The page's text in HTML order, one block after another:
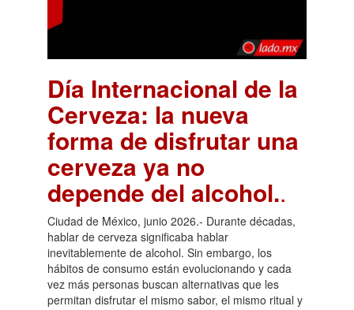
Día Internacional de la
Cerveza: la nueva
forma de disfrutar una
cerveza ya no
depende del alcohol..
Ciudad de México, junio 2026.- Durante décadas,
hablar de cerveza significaba hablar
inevitablemente de alcohol. Sin embargo, los
hábitos de consumo están evolucionando y cada
vez más personas buscan alternativas que les
permitan disfrutar el mismo sabor, el mismo ritual y